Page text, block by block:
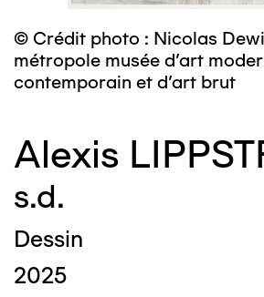
© Crédit photo : Nicolas
métropole musée d’art
contemporain et d’art brut
Alexis
s.d.
Dessin
2025